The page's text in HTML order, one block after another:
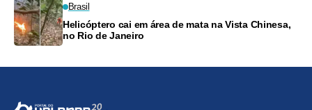
Brasil
Helicóptero cai em área de mata na Vista Chinesa,
no Rio de Janeiro